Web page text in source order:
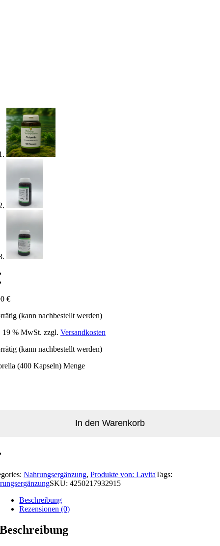
€
(kann nachbestellt werden)
19 % MwSt. zzgl. Versandkosten
(kann nachbestellt werden)
(400 Kapseln) Menge
In den Warenkorb
Nahrungsergänzung, Produkte von: LavitaTags:
SKU: 4250217932915
Beschreibung
Rezensionen (0)
Beschreibung